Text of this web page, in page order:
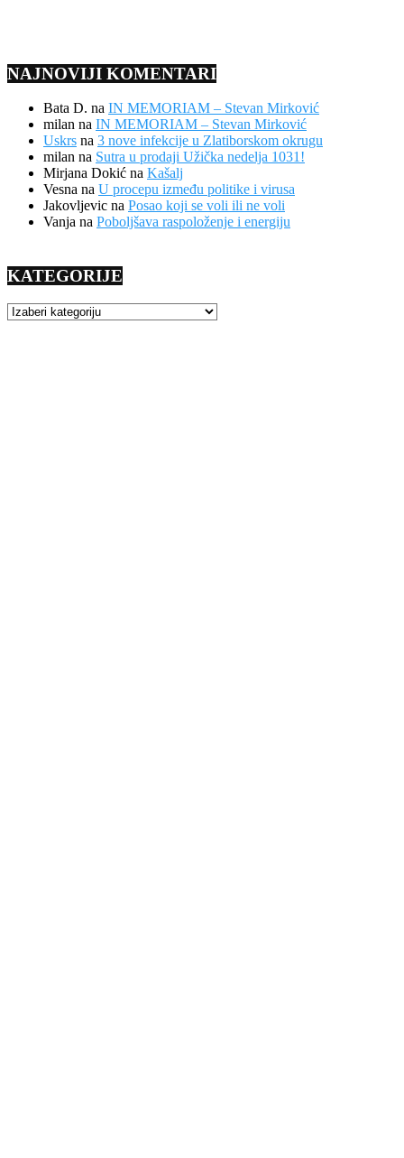
NAJNOVIJI KOMENTARI
Bata D. na IN MEMORIAM – Stevan Mirković
milan na IN MEMORIAM – Stevan Mirković
Uskrs na 3 nove infekcije u Zlatiborskom okrugu
milan na Sutra u prodaji Užička nedelja 1031!
Mirjana Dokić na Kašalj
Vesna na U procepu između politike i virusa
Jakovljevic na Posao koji se voli ili ne voli
Vanja na Poboljšava raspoloženje i energiju
KATEGORIJE
KATEGORIJE